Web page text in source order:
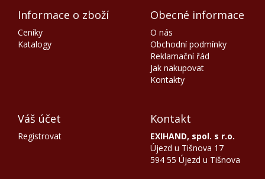
Informace o zboží
Ceníky
Katalogy
Obecné informace
O nás
Obchodní podmínky
Reklamační řád
Jak nakupovat
Kontakty
Váš účet
Registrovat
Kontakt
EXIHAND, spol. s r.o.
Újezd u Tišnova 17
594 55 Újezd u Tišnova